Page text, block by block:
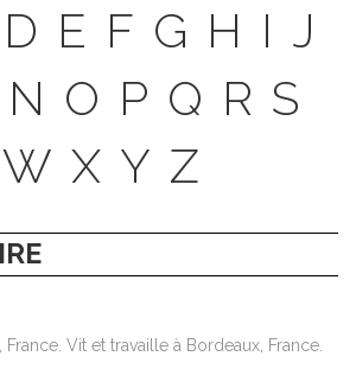
D E F G H I J
N O P Q R S
W X Y Z
France. Vit et travaille à Bordeaux, France.